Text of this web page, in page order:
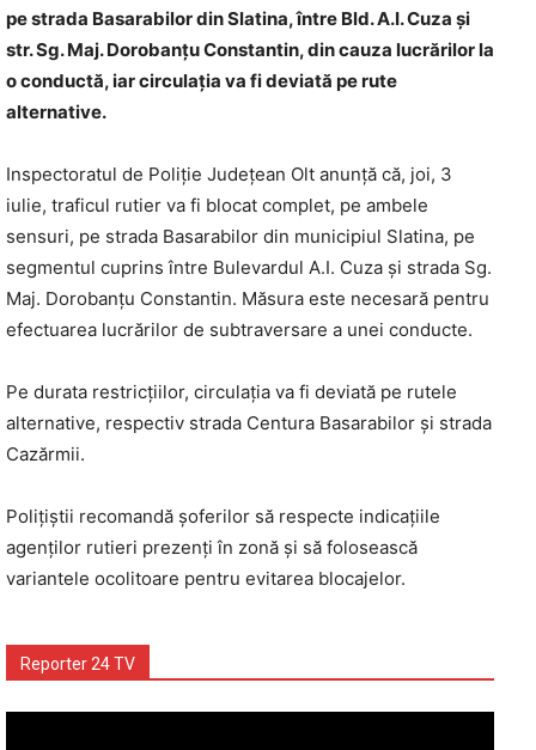
pe strada Basarabilor din Slatina, între Bld. A.I. Cuza și
str. Sg. Maj. Dorobanțu Constantin, din cauza lucrărilor la
o conductă, iar circulația va fi deviată pe rute
alternative.
Inspectoratul de Poliție Județean Olt anunță că, joi, 3
iulie, traficul rutier va fi blocat complet, pe ambele
sensuri, pe strada Basarabilor din municipiul Slatina, pe
segmentul cuprins între Bulevardul A.I. Cuza și strada Sg.
Maj. Dorobanțu Constantin. Măsura este necesară pentru
efectuarea lucrărilor de subtraversare a unei conducte.
Pe durata restricțiilor, circulația va fi deviată pe rutele
alternative, respectiv strada Centura Basarabilor și strada
Cazărmii.
Polițiștii recomandă șoferilor să respecte indicațiile
agenților rutieri prezenți în zonă și să folosească
variantele ocolitoare pentru evitarea blocajelor.
Reporter 24 TV